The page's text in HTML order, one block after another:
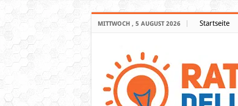
MITTWOCH , 5 AUGUST 2026 Startseite